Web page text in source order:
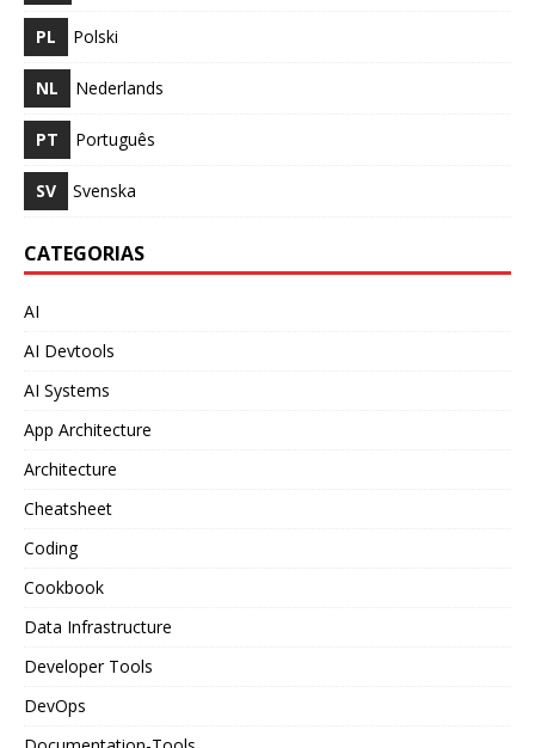
PL Polski
NL Nederlands
PT Português
SV Svenska
CATEGORIAS
AI
AI Devtools
AI Systems
App Architecture
Architecture
Cheatsheet
Coding
Cookbook
Data Infrastructure
Developer Tools
DevOps